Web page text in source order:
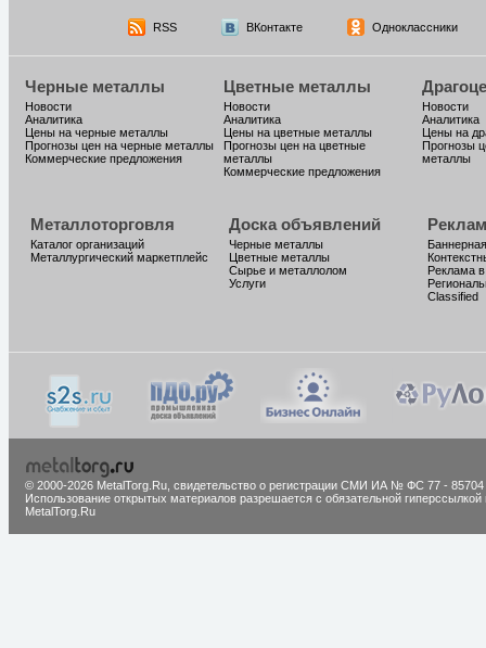
RSS ВКонтакте Одноклассники
Черные металлы
Новости
Аналитика
Цены на черные металлы
Прогнозы цен на черные металлы
Коммерческие предложения
Цветные металлы
Новости
Аналитика
Цены на цветные металлы
Прогнозы цен на цветные
металлы
Коммерческие предложения
Новости
Аналитика
Цены на
Прогнозы
металлы
Металлоторговля
Каталог организаций
Металлургический маркетплейс
Доска объявлений
Черные металлы
Цветные металлы
Сырье и металлолом
Услуги
Реклама
Classified
© 2000-2026 MetalTorg.Ru, cвидетельство о регистрации СМИ ИА № ФС 77 - 85704
Использование открытых материалов разрешается с обязательной гиперссылкой
MetalTorg.Ru